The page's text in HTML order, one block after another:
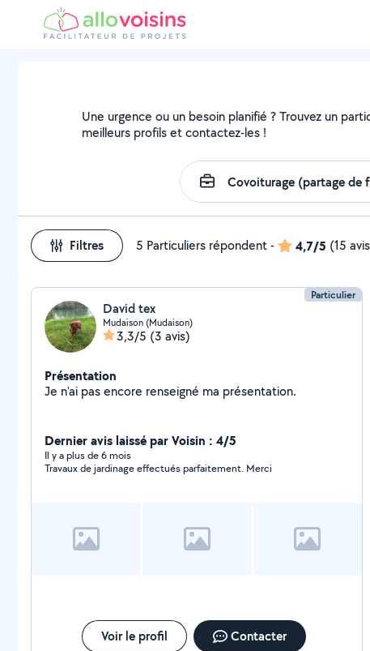
Une urgence ou un besoin planifié ? Trouvez un
meilleurs profils et contactez-les !
Filtres 5 Particuliers répondent- 4,7/5 (15
Particulier
David tex
Mudaison (Mudaison)
3,3/5 (3 avis)
Présentation
Je n'ai pas encore renseigné ma présentation.
Dernier avis laissé par Voisin : 4/5
Il y a plus de 6 mois
Travaux de jardinage effectués parfaitement. Merci
Voir le profil Contacter